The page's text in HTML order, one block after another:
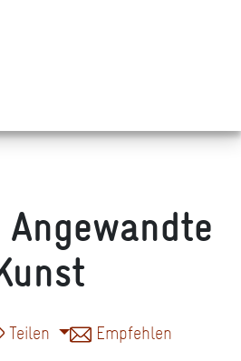
Teilen Empfehlen